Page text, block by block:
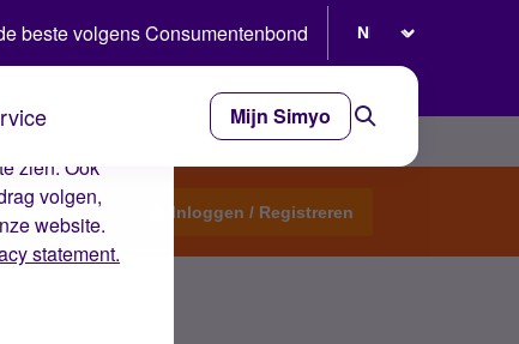
op de
zien. Ook
volgen,
website.
statement.
beste volgens Consumentenbond
Mijn Simyo
een topic Inloggen / Registreren